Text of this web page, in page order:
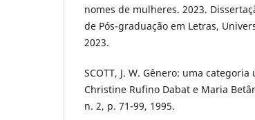
nomes de mulheres. 2023.
de Pós-graduação em Letras,
2023.
SCOTT, J. W. Gênero: uma
Christine Rufino Dabat e Maria
n. 2, p. 71-99, 1995.